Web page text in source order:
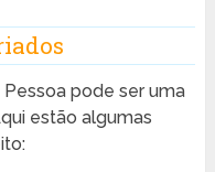
pode ser uma
estão algumas